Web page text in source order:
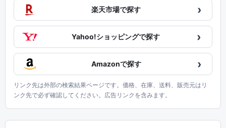
楽天市場で探す ›
Yahoo!ショッピングで探す ›
Amazonで探す ›
リンク先は外部の検索結果ページです。価格、在庫、送料、販売元はリ
ンク先で必ず確認してください。広告リンクを含みます。